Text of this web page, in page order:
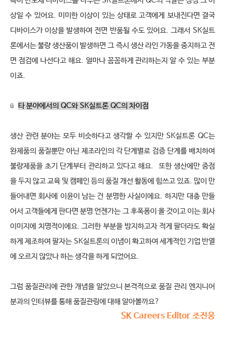
상일 수 있어요. 미미한 이상이 있는 상태로 고객에게 보내진다면 결국
디바이스가 이상을 발생하여 전면 반품될 수도 있어요. 그래서 SK실트
론에서는 불량 생산품이 발생하면 그 즉시 생산 라인 가동을 중지하고 전
면 점검에 나선다고 해요. 얼마나 꼼꼼하게 관리하는지 알 수 있는 부분
이죠.
ü 타 분야에서의 QC와 SK실트론 QC의 차이점
생산 관련 분야는 모두 비슷하다고 생각할 수 있지만 SK실트론 QC는
완제품의 품질뿐만 아닌 제조라인의 각 단계별로 검증 단계를 배치하여
불량제품을 초기 단계부터 관리하고 있다고 해요.
또한 생산에만 중점
을 두지 않고 교육 및 캠페인 등의 품질 개선 활동에 힘쓰고 있죠. 많이 만
들어내면 회사에 이윤이 남는 건 분명한 사실이에요. 하지만 대충 만들
어서 고객들에게 판다면 분명 언젠가는 그 후폭퐁이 올 것이고 이는 회사
이미지에 치명적이에요. 그러한 부분을 방지하고자 적게 팔더라도 확실
하게 제조하여 팔자는 SK실트론의 이념이 확고하여 세계적인 기업 반열
에 오르지 않았나 하는 생각을 하게 되었어요.
그럼 품질관리에 관한 개념을 알았으니 본격적으로 품질 관리 엔지니어
분과의 인터뷰를 통해 품질관링에 대해 알아볼까요?
SK Careers Editor 조진웅